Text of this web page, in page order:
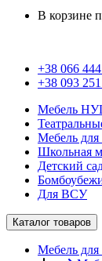
В корзине
+38 066
+38 093
Мебель
Мебель для
Школьная
Детский
Для ВСУ
Каталог товаров
Мебель